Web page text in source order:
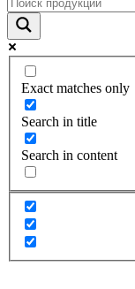
Exact matches only
Search in title
Search in content